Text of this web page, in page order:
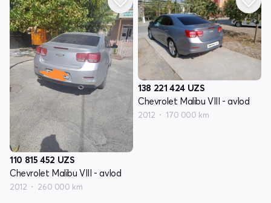
110 815 452 UZS
Chevrolet Malibu VIII - avlod
2012 260 000 km
138 221 424 UZS
Chevrolet Malibu VIII - avlod
2012 170 000 km